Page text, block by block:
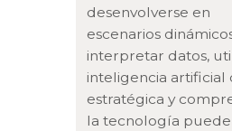
desenvolverse en
escenarios
interpretar datos,
inteligencia artificial
estratégica y
la tecnología